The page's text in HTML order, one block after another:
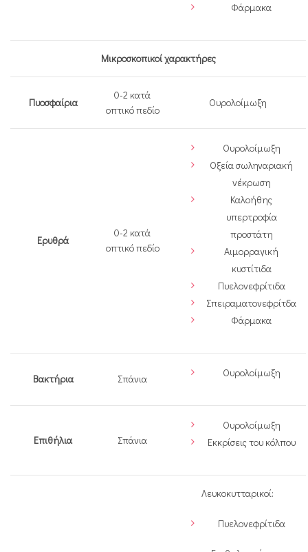
Φάρμακα
Μικροσκοπικοί χαρακτήρες
Πυοσφαίρια
0-2 κατά
οπτικό πεδίο
Ουρολοίμωξη
Ερυθρά
0-2 κατά
οπτικό πεδίο
Ουρολοίμωξη
Οξεία σωληναριακή
νέκρωση
Καλοήθης
υπερτροφία
προστάτη
Αιμορραγική
κυστίτιδα
Πυελονεφρίτιδα
Σπειραματονεφρίτδα
Φάρμακα
Βακτήρια Σπάνια Ουρολοίμωξη
Επιθήλια Σπάνια
Ουρολοίμωξη
Eκκρίσεις του κόλπου
Λευκοκυτταρικοί:
Πυελονεφρίτιδα